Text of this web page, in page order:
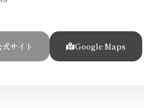
式サイト Google Maps